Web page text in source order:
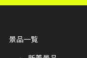
景品一覧